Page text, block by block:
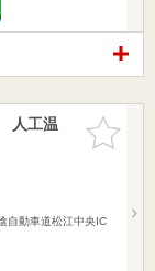
お気に入
りに追加
人工温
動車道松江中央IC